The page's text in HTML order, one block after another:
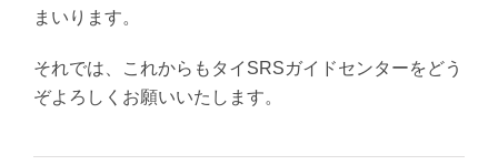
まいります。
それでは、これからもタイSRSガイドセンターをどう
ぞよろしくお願いいたします。